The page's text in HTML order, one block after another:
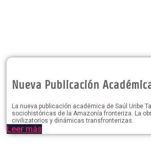
Nueva Publicación
La nueva publicación académica de Saúl Uribe
sociohistóricas de la Amazonía fronteriza. La
civilizatorios y dinámicas transfronterizas.
Leer más